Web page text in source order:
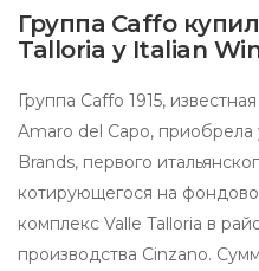
Группа Caffo
Talloria у Italian
Группа Caffo 1915,
Amaro del Capo,
Brands, первого
котирующегося на
комплекс Valle Talloria в
производства Cinzano.